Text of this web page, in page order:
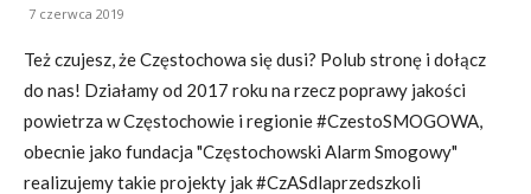
7 czerwca 2019
Też czujesz, że Częstochowa się dusi? Polub stronę i dołącz
do nas! Działamy od 2017 roku na rzecz poprawy jakości
powietrza w Częstochowie i regionie #CzestoSMOGOWA,
obecnie jako fundacja "Częstochowski Alarm Smogowy"
realizujemy takie projekty jak #CzASdlaprzedszkoli